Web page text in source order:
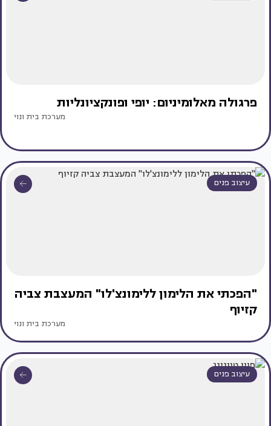
פרגולה מאלומיניום: יופי ופונקציונליות
מערכת בית ונוי
עיצוב פנים
"הפכתי את הלימון ללימונצ'לו" המעצבת צביה
קזיוף
מערכת בית ונוי
עיצוב פנים